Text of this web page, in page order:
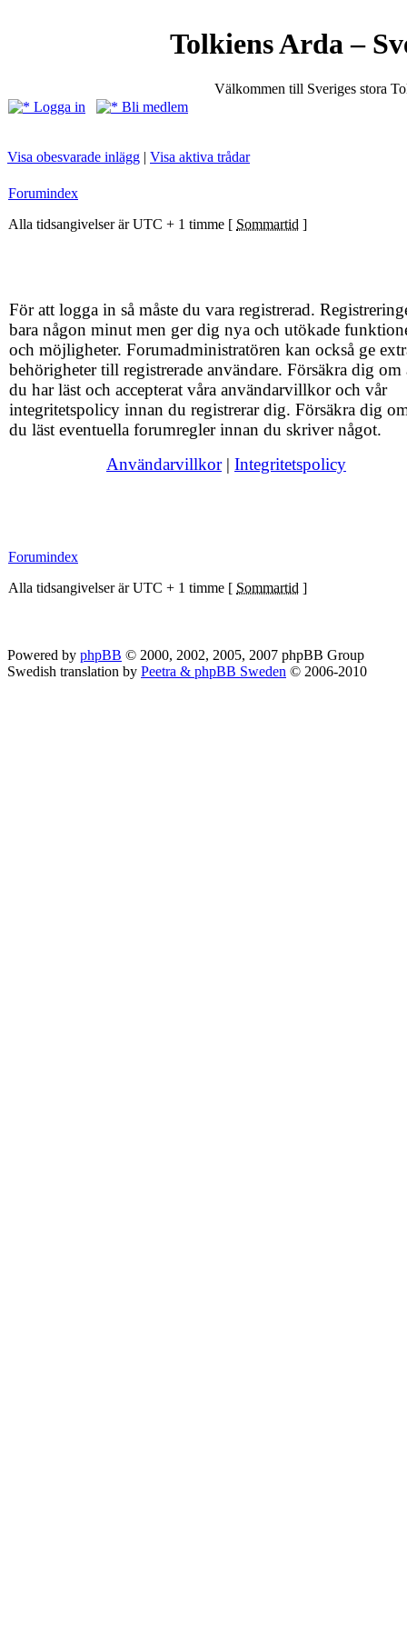
Tolkiens Arda –
Välkommen till Sveriges stora
Logga in
Bli medlem
Visa obesvarade inlägg | Visa aktiva trådar
Forumindex
Alla tidsangivelser är UTC + 1 timme [ Sommartid ]
För att logga in så måste du vara registrerad.
bara någon minut men ger dig nya och utökade
och möjligheter. Forumadministratören kan också ge
behörigheter till registrerade användare. Försäkra dig om
du har läst och accepterat våra användarvillkor och vår
integritetspolicy innan du registrerar dig. Försäkra dig
du läst eventuella forumregler innan du skriver något.
Användarvillkor| Integritetspolicy
Forumindex
Alla tidsangivelser är UTC + 1 timme [ Sommartid ]
Powered by phpBB © 2000, 2002, 2005, 2007 phpBB Group
Swedish translation by Peetra & phpBB Sweden © 2006-2010